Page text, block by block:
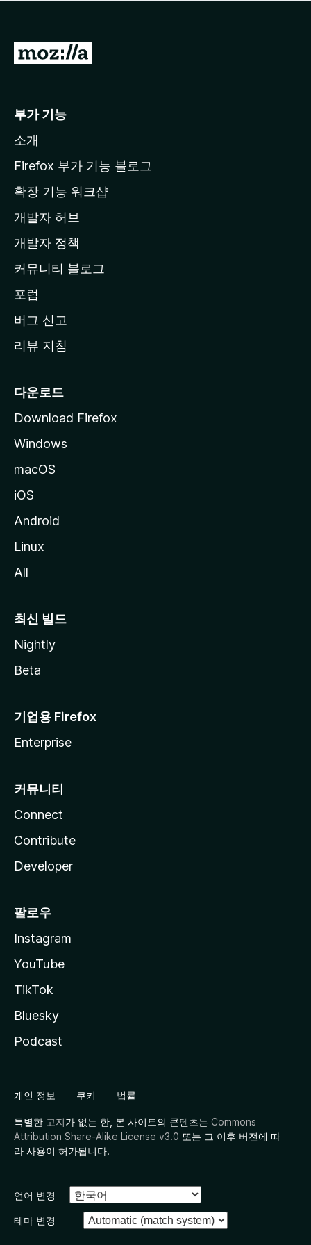
점
습
니
M
l
a
페
이
지
이
동
부가 기능
소개
Firefox 부가 기능 블로그
확장 기능 워크샵
개발자 허브
개발자 정책
커뮤니티 블로그
포럼
버그 신고
리뷰 지침
다운로드
Download Firefox
Windows
macOS
iOS
Android
Linux
All
최신 빌드
Nightly
Beta
기업용 Firefox
Enterprise
커뮤니티
Connect
Contribute
Developer
팔로우
Instagram
YouTube
TikTok
Bluesky
Podcast
개인 정보 쿠키 법률
특별한 고지가 없는 한, 본 사이트의 콘텐츠는 Commons
Attribution Share-Alike License v3.0 또는 그 이후 버전에 따
라 사용이 허가됩니다.
언어 변경
테마 변경